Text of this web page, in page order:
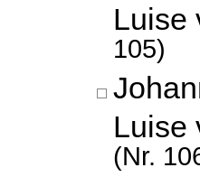
Luise
105)
Luise
(Nr.